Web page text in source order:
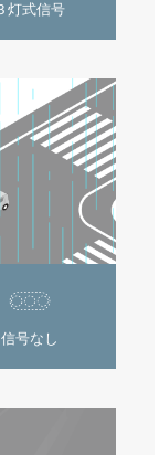
灯式信号
信号なし